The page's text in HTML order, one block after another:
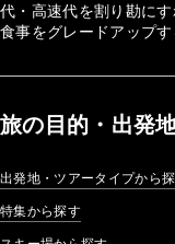
代・高速代を割り勘に
食事をグレードアップす
旅の目的・出発
出発地・ツアータイプから
特集から探す